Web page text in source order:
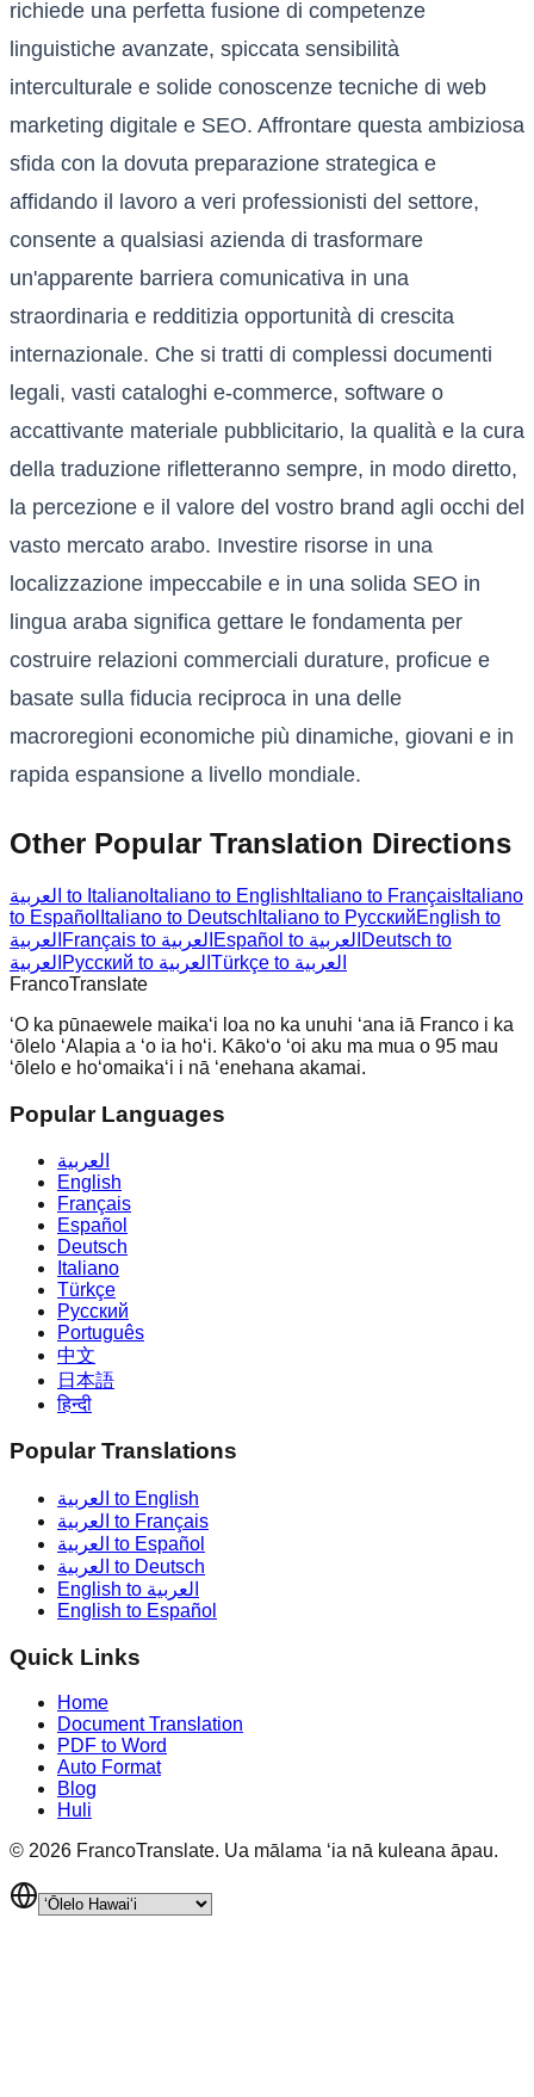
richiede una perfetta fusione di competenze
linguistiche avanzate, spiccata sensibilità
interculturale e solide conoscenze tecniche di web
marketing digitale e SEO. Affrontare questa ambiziosa
sfida con la dovuta preparazione strategica e
affidando il lavoro a veri professionisti del settore,
consente a qualsiasi azienda di trasformare
un'apparente barriera comunicativa in una
straordinaria e redditizia opportunità di crescita
internazionale. Che si tratti di complessi documenti
legali, vasti cataloghi e-commerce, software o
accattivante materiale pubblicitario, la qualità e la cura
della traduzione rifletteranno sempre, in modo diretto,
la percezione e il valore del vostro brand agli occhi del
vasto mercato arabo. Investire risorse in una
localizzazione impeccabile e in una solida SEO in
lingua araba significa gettare le fondamenta per
costruire relazioni commerciali durature, proficue e
basate sulla fiducia reciproca in una delle
macroregioni economiche più dinamiche, giovani e in
rapida espansione a livello mondiale.
Other Popular Translation Directions
العربية to Italiano Italiano to English Italiano to Français Italiano
to Español Italiano to Deutsch Italiano to РусскийEnglish to
العربية
Français to العربية Español to العربية Deutsch to
العربية
Русский to العربية
Türkçe to العربية
FrancoTranslate
ʻO ka pūnaewele maikaʻi loa no ka unuhi ʻana iā Franco i ka
ʻōlelo ʻAlapia a ʻo ia hoʻi. Kākoʻo ʻoi aku ma mua o 95 mau
ʻōlelo e hoʻomaikaʻi i nā ʻenehana akamai.
Popular Languages
العربية
English
Français
Español
Deutsch
Italiano
Türkçe
Русский
Português
中文
日本語
हिन्दी
Popular Translations
العربية to English
العربية to Français
العربية to Español
العربية to Deutsch
English to العربية
English to Español
Quick Links
Home
Document Translation
PDF to Word
Auto Format
Blog
Huli
© 2026 FrancoTranslate. Ua mālama ʻia nā kuleana āpau.